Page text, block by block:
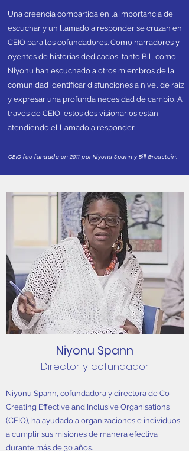
Una creencia compartida en la importancia de
escuchar y un llamado a responder se cruzan en
CEIO para los cofundadores. Como narradores y
oyentes de historias dedicados, tanto Bill como
Niyonu han escuchado a otros miembros de la
comunidad identificar disfunciones a nivel de raíz
y expresar una profunda necesidad de cambio. A
través de CEIO, estos dos visionarios están
atendiendo el llamado a responder.
CEIO fue fundado en 2011 por Niyonu Spann y Bill Graustein.
Niyonu Spann
Director y cofundador
Niyonu Spann, cofundadora y directora de Co-
Creating Effective and Inclusive Organisations
(CEIO), ha ayudado a organizaciones e individuos
a cumplir sus misiones de manera efectiva
durante más de 30 años.